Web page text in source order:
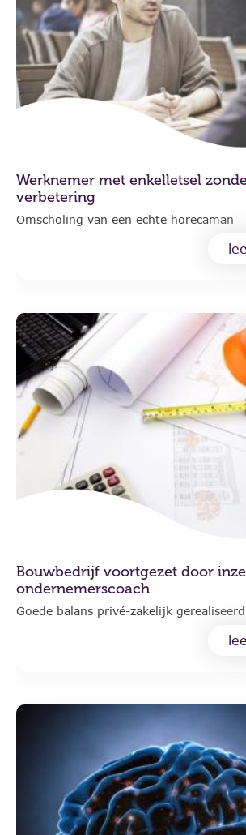
Werknemer met enkelletsel
verbetering
Omscholing van een echte horecaman
Bouwbedrijf voortgezet door
ondernemerscoach
Goede balans privé-zakelijk gerealiseerd